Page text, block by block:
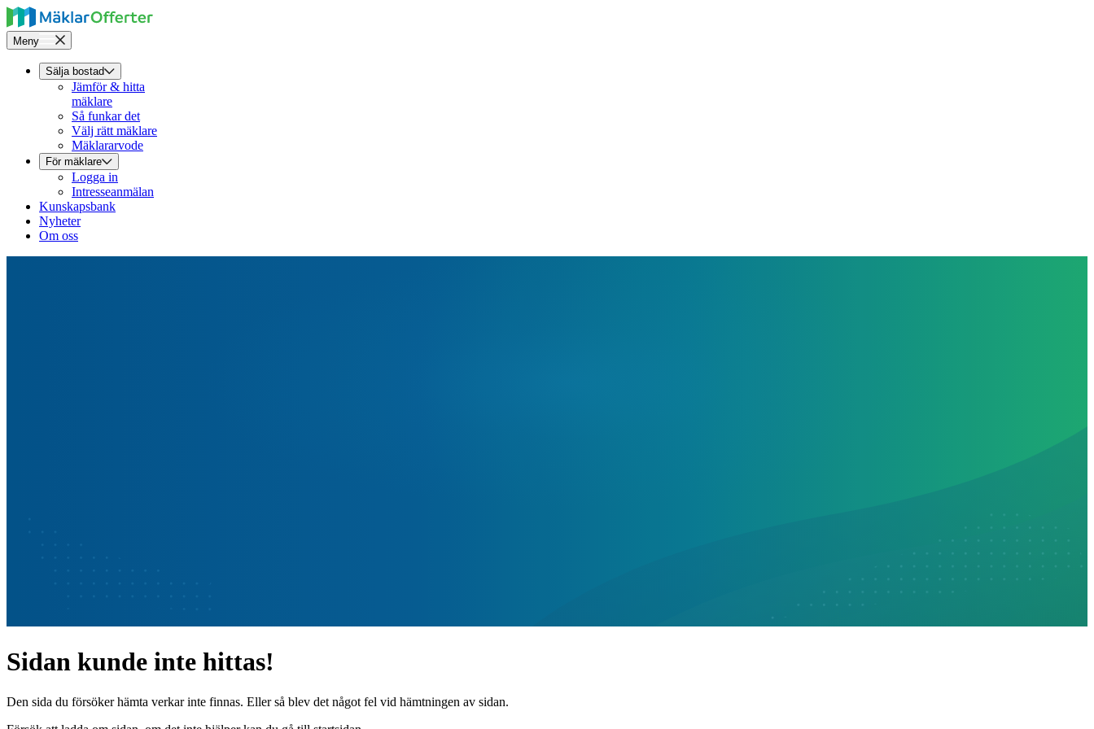
Meny
Sälja bostad
Jämför & hitta
mäklare
Så funkar det
Välj rätt mäklare
Mäklararvode
För mäklare
Logga in
Intresseanmälan
Kunskapsbank
Nyheter
Om oss
Sidan kunde inte hittas!
Den sida du försöker hämta verkar inte finnas. Eller så blev det något fel vid hämtningen av sidan.